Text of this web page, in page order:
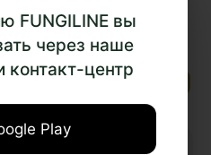
FUNGILINE вы
через наше
контакт-центр
Play